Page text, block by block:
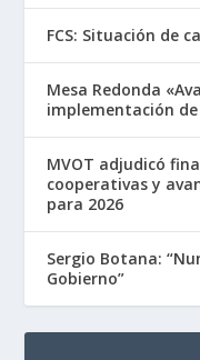
FCS: Situación de
Mesa Redonda
implementación
MVOT adjudicó
cooperativas y
para 2026
Sergio Botana:
Gobierno”